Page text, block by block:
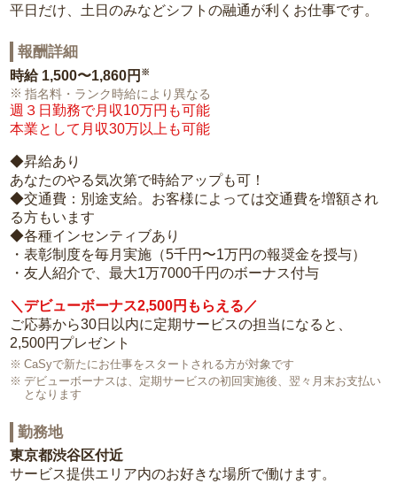
平日だけ、土日のみなどシフトの融通が利くお仕事です。
報酬詳細
時給 1,500〜1,860円 ※
指名料・ランク時給により異なる
週３日勤務で月収10万円も可能
本業として月収30万以上も可能
◆昇給あり
あなたのやる気次第で時給アップも可！
◆交通費：別途支給。お客様によっては交通費を増額され
る方もいます
◆各種インセンティブあり
・表彰制度を毎月実施（5千円〜1万円の報奨金を授与）
・友人紹介で、最大1万7000千円のボーナス付与
＼デビューボーナス2,500円もらえる／
ご応募から30日以内に定期サービスの担当になると、
2,500円プレゼント
CaSyで新たにお仕事をスタートされる方が対象です
デビューボーナスは、定期サービスの初回実施後、翌々月末お支払い
となります
勤務地
東京都渋谷区付近
サービス提供エリア内のお好きな場所で働けます。